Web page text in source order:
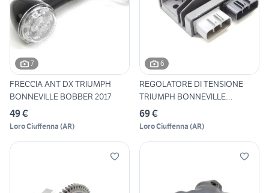
7
FRECCIA ANT DX TRIUMPH
BONNEVILLE BOBBER 2017
49 €
Loro Ciuffenna (AR)
6
REGOLATORE DI TENSIONE
TRIUMPH BONNEVILLE
BOBBER
69 €
Loro Ciuffenna (AR)